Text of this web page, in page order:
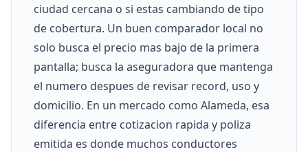
ciudad cercana o si estas cambiando de tipo
de cobertura. Un buen comparador local no
solo busca el precio mas bajo de la primera
pantalla; busca la aseguradora que mantenga
el numero despues de revisar record, uso y
domicilio. En un mercado como Alameda, esa
diferencia entre cotizacion rapida y poliza
emitida es donde muchos conductores